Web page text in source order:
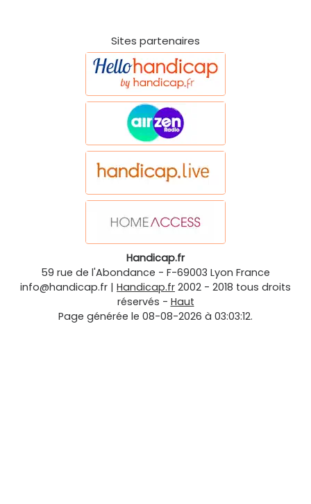
Sites partenaires
Handicap.fr
59 rue de l'Abondance - F-69003 Lyon France
info@handicap.fr | Handicap.fr 2002 - 2018 tous droits
réservés - Haut
Page générée le 08-08-2026 à 03:03:12.